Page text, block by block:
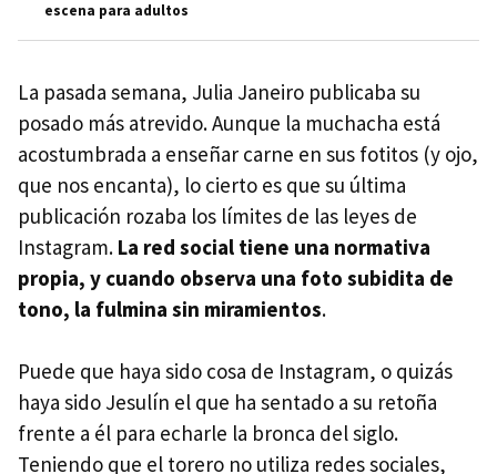
escena para adultos
La pasada semana, Julia Janeiro publicaba su
posado más atrevido. Aunque la muchacha está
acostumbrada a enseñar carne en sus fotitos (y ojo,
que nos encanta), lo cierto es que su última
publicación rozaba los límites de las leyes de
Instagram. La red social tiene una normativa
propia, y cuando observa una foto subidita de
tono, la fulmina sin miramientos.
Puede que haya sido cosa de Instagram, o quizás
haya sido Jesulín el que ha sentado a su retoña
frente a él para echarle la bronca del siglo.
Teniendo que el torero no utiliza redes sociales,